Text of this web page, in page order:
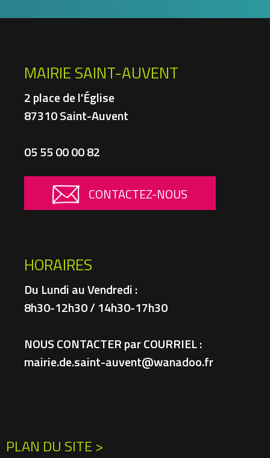
MAIRIE SAINT-AUVENT
2 place de l'Église
87310 Saint-Auvent
05 55 00 00 82
CONTACTEZ-NOUS
HORAIRES
Du Lundi au Vendredi :
8h30-12h30 / 14h30-17h30
NOUS CONTACTER par COURRIEL :
mairie.de.saint-auvent@wanadoo.fr
PLAN DU SITE >